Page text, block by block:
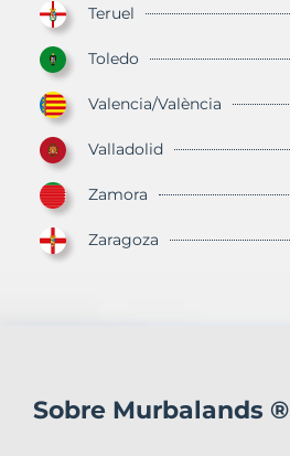
Teruel
Toledo
Valencia/València
Valladolid
Zamora
Zaragoza
Sobre Murbalands ®